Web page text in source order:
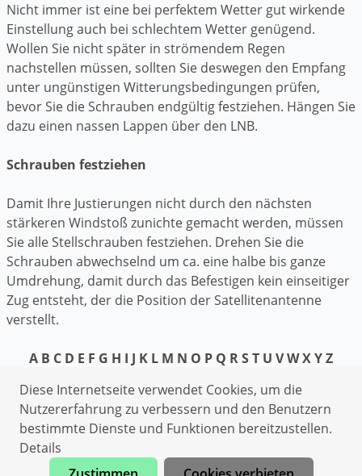
Nicht immer ist eine bei perfektem Wetter gut wirkende
Einstellung auch bei schlechtem Wetter genügend.
Wollen Sie nicht später in strömendem Regen
nachstellen müssen, sollten Sie deswegen den Empfang
unter ungünstigen Witterungsbedingungen prüfen,
bevor Sie die Schrauben endgültig festziehen. Hängen Sie
dazu einen nassen Lappen über den LNB.
Schrauben festziehen
Damit Ihre Justierungen nicht durch den nächsten
stärkeren Windstoß zunichte gemacht werden, müssen
Sie alle Stellschrauben festziehen. Drehen Sie die
Schrauben abwechselnd um ca. eine halbe bis ganze
Umdrehung, damit durch das Befestigen kein einseitiger
Zug entsteht, der die Position der Satellitenantenne
verstellt.
A B C D E F G H I J K L M N O P Q RST U VWXYZ
Datenschutzerklärung
Impressum
Elektriker Contwig
Heizungsnotdienst Contwig
Diese Internetseite verwendet Cookies, um die
Nutzererfahrung zu verbessern und den Benutzern
bestimmte Dienste und Funktionen bereitzustellen.
Details